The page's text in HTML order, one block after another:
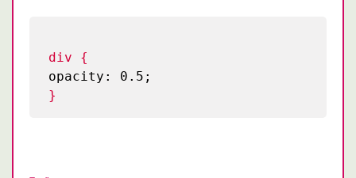
div {
opacity: 0.5;
}